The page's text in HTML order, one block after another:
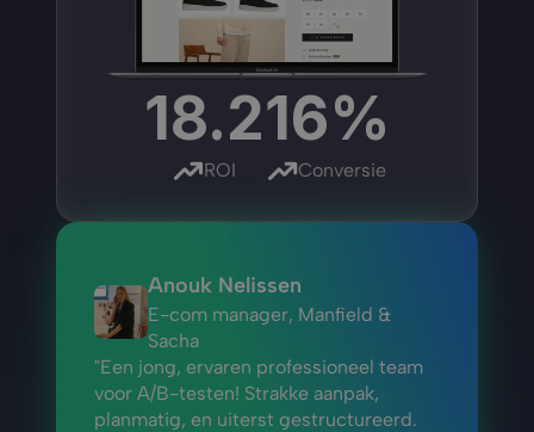
Anouk Nelissen
E-com manager, Manfield &
Sacha
"Een jong, ervaren professioneel team
voor A/B-testen! Strakke aanpak,
planmatig, en uiterst gestructureerd.
18.2
ROI
16%
Conversie